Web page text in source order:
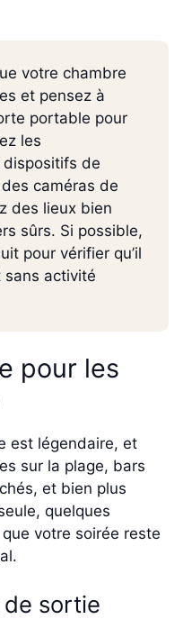
votre chambre
et pensez à
portable pour
les
de
caméras de
des lieux bien
sûrs. Si possible,
pour vérifier qu’il
sans activité
pour les
est légendaire, et
sur la plage, bars
et bien plus
quelques
votre soirée reste
sortie